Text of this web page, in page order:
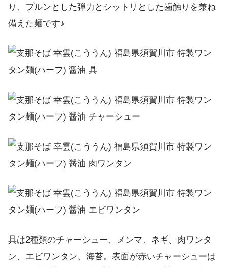
り、プルンとした弾力とシットリとした歯触りを兼ね
備えた麺です♪
具は2種類のチャーシュー、メンマ、ネギ、肉ワンタ
ン、エビワンタン、海苔。表面が赤いチャーシューは